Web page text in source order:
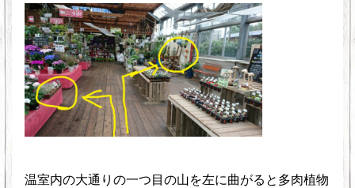
温室内の大通りの一つ目の山を左に曲がると多肉植物